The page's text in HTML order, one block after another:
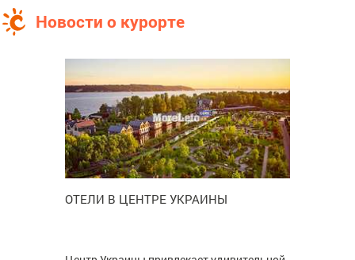
Новости о курорте
ОТЕЛИ В ЦЕНТРЕ УКРАИНЫ